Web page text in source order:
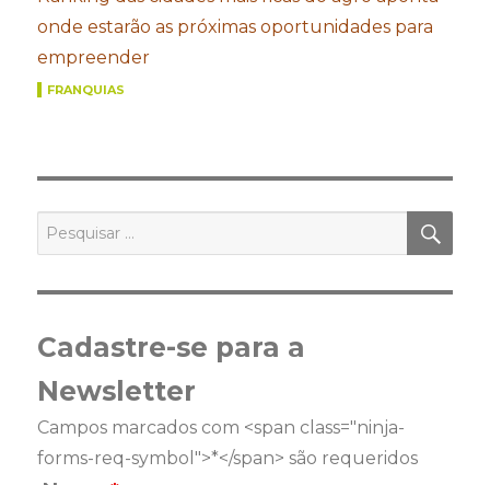
onde estarão as próximas oportunidades para
empreender
FRANQUIAS
por:
Cadastre-se para a
Newsletter
Campos marcados com <span class="ninja-
forms-req-symbol">*</span> são requeridos